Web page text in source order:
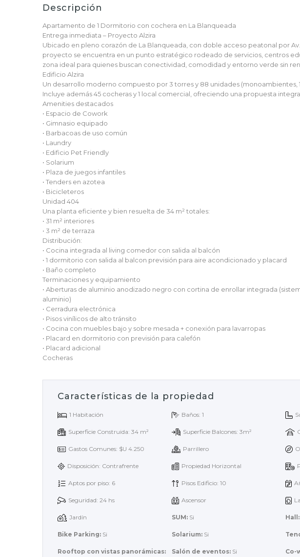
Descripción
Apartamento de 1 Dormitorio con cochera en La Blanqueada
Entrega inmediata – Proyecto Alzira
Ubicado en pleno corazón de La Blanqueada, con doble acceso peatonal por
proyecto se encuentra en un punto estratégico rodeado de servicios, centros
zona ideal para quienes buscan conectividad, comodidad y entorno verde sin
Edificio Alzira
Un desarrollo moderno compuesto por 3 torres y 88 unidades (monoambientes,
Incluye además 45 cocheras y 1 local comercial, ofreciendo una propuesta
Amenities destacados
• Espacio de Cowork
• Gimnasio equipado
• Barbacoas de uso común
• Laundry
• Edificio Pet Friendly
• Solarium
• Plaza de juegos infantiles
• Tenders en azotea
• Bicicleteros
Unidad 404
Una planta eficiente y bien resuelta de 34 m² totales:
• 31 m² interiores
• 3 m² de terraza
Distribución:
• Cocina integrada al living comedor con salida al balcón
• 1 dormitorio con salida al balcon previsión para aire acondicionado y placard
• Baño completo
Terminaciones y equipamiento
• Aberturas de aluminio anodizado negro con cortina de enrollar integrada
aluminio)
• Cerradura electrónica
• Pisos vinílicos de alto tránsito
• Cocina con muebles bajo y sobre mesada + conexión para lavarropas
• Placard en dormitorio con previsión para calefón
• Placard adicional
Cocheras
Características de la propiedad
1 Habitación Baños: 1
Superficie Construida: 34 m² Superficie Balcones: 3m²
Gastos Comunes: $U 4.250 Parrillero
Disposición: Contrafrente Propiedad Horizontal
Aptos por piso: 6 Pisos Edificio: 10
Seguridad: 24 hs Ascensor
Jardín SUM: Si Hall:
Bike Parking: Si Solarium: Si
Rooftop con vistas panorámicas:
Salón de eventos: Si Co-